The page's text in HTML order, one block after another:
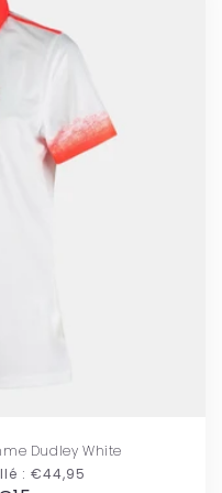
Dudley White
: €44,95